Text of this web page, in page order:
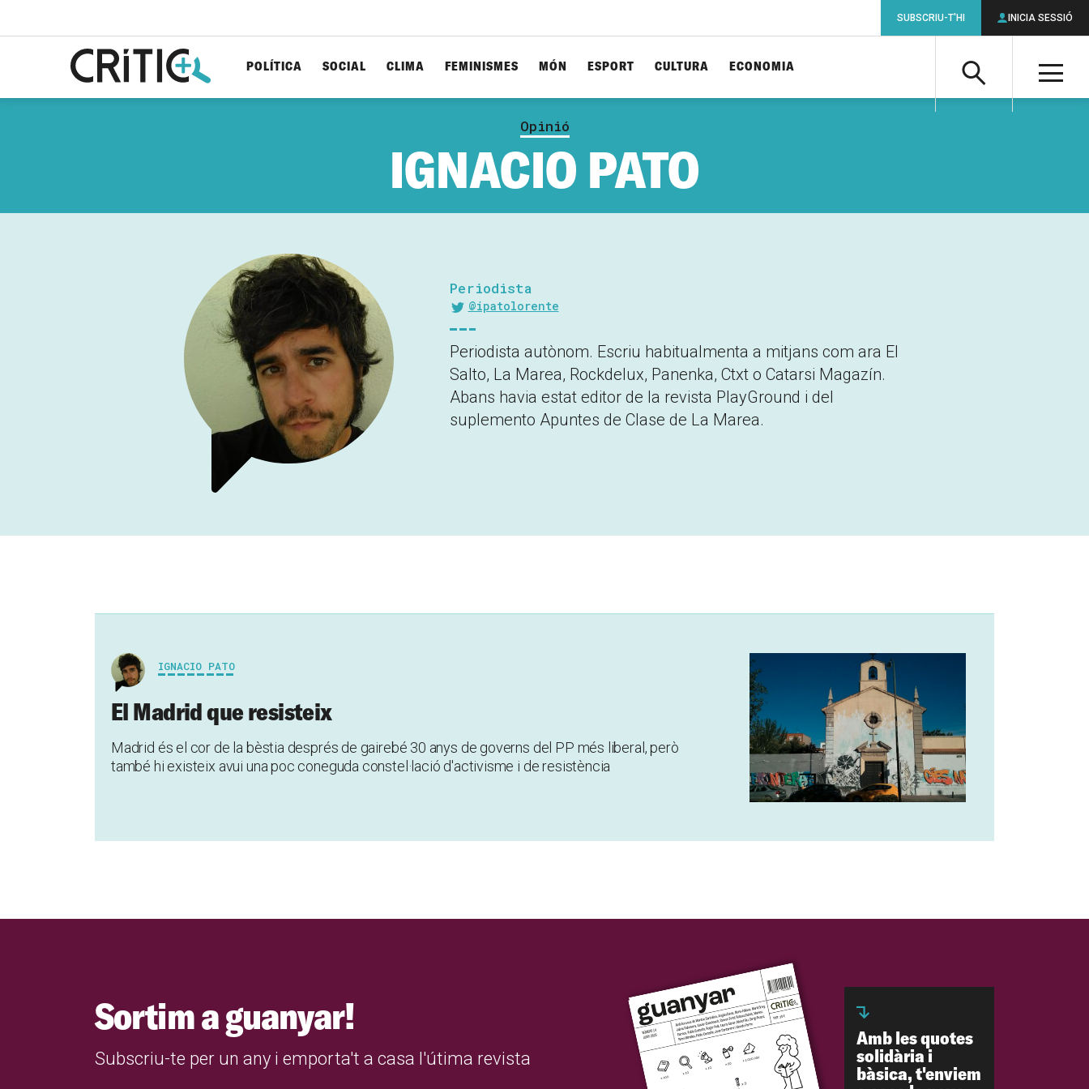
Cerca
POLÍTICA SOCIAL CLIMA FEMINISMES MÓN ESPORT CULTURA ECONOMIA
SUBSCRIU-T'HI INICIA SESSIÓ
Opinió
IGNACIO PATO
Periodista
@ipatolorente
Periodista autònom. Escriu habitualmenta a mitjans com ara El
Salto, La Marea, Rockdelux, Panenka, Ctxt o Catarsi Magazín.
Abans havia estat editor de la revista PlayGround i del
suplemento Apuntes de Clase de La Marea.
IGNACIO PATO
El Madrid que resisteix
Madrid és el cor de la bèstia després de gairebé 30 anys de governs del PP més liberal, però
també hi existeix avui una poc coneguda constel·lació d'activisme i de resistència
Sortim a guanyar!
Subscriu-te per un any i emporta't a casa l'útima revista
Amb les quotes
solidària i
bàsica, t'enviem